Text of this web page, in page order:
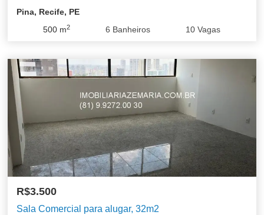
Pina, Recife, PE
500 m2 6 Banheiros 10 Vagas
R$3.500
Sala Comercial para alugar, 32m2